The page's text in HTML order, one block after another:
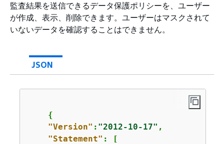
監査結果を送信できるデータ保護ポリシーを、ユーザー
が作成、表示、削除できます。ユーザーはマスクされて
いないデータを確認することはできません。
JSON
{
"Version" : "2012-10-17" ,
"Statement" : [